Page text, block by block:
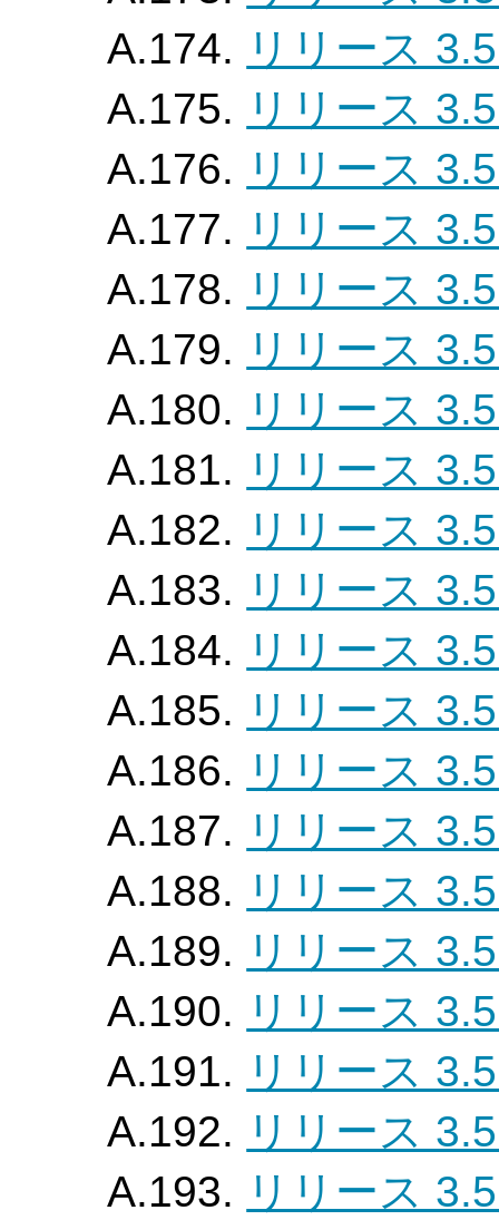
A.174. リリース
A.175. リリース
A.176. リリース
A.177. リリース
A.178. リリース
A.179. リリース
A.180. リリース
A.181. リリース
A.182. リリース
A.183. リリース
A.184. リリース
A.185. リリース
A.186. リリース
A.187. リリース
A.188. リリース
A.189. リリース
A.190. リリース
A.191. リリース
A.192. リリース
A.193. リリース